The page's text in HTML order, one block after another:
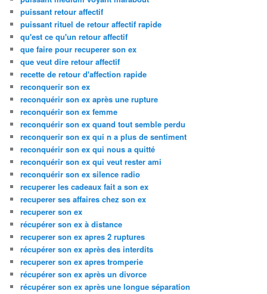
puissant retour affectif
puissant rituel de retour affectif rapide
qu'est ce qu'un retour affectif
que faire pour recuperer son ex
que veut dire retour affectif
recette de retour d'affection rapide
reconquerir son ex
reconquérir son ex après une rupture
reconquérir son ex femme
reconquérir son ex quand tout semble perdu
reconquerir son ex qui n a plus de sentiment
reconquérir son ex qui nous a quitté
reconquérir son ex qui veut rester ami
reconquérir son ex silence radio
recuperer les cadeaux fait a son ex
recuperer ses affaires chez son ex
recuperer son ex
récupérer son ex à distance
recuperer son ex apres 2 ruptures
récupérer son ex après des interdits
recuperer son ex apres tromperie
récupérer son ex après un divorce
récupérer son ex après une longue séparation